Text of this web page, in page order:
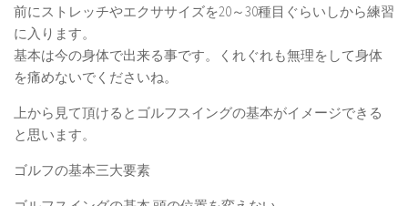
前にストレッチやエクササイズを20～30種目ぐらいしから練習
に入ります。
基本は今の身体で出来る事です。くれぐれも無理をして身体
を痛めないでくださいね。
上から見て頂けるとゴルフスイングの基本がイメージできる
と思います。
ゴルフの基本三大要素